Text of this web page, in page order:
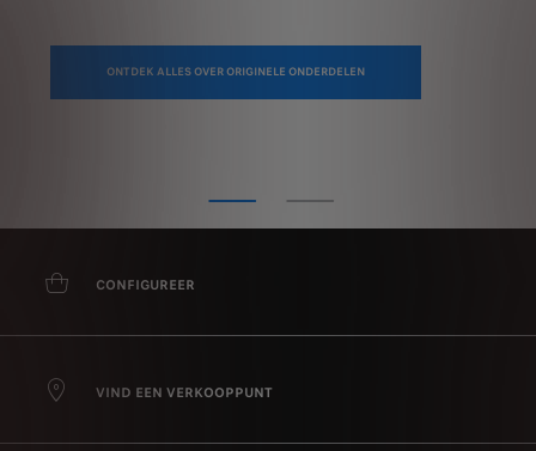
ONTDEK ALLES OVER ORIGINELE ONDERDELEN
CONFIGUREER
VIND EEN VERKOOPPUNT